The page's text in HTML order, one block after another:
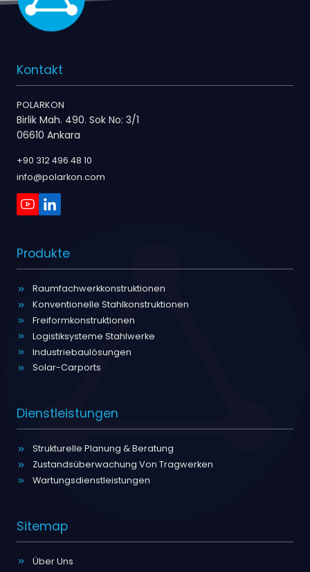
Kontakt
POLARKON
Birlik Mah. 490. Sok No: 3/1
06610 Ankara
+90 312 496 48 10
info@polarkon.com
Produkte
Raumfachwerkkonstruktionen
Konventionelle Stahlkonstruktionen
Freiformkonstruktionen
Logistiksysteme Stahlwerke
Industriebaulösungen
Solar-Carports
Dienstleistungen
Strukturelle Planung & Beratung
Zustandsüberwachung Von Tragwerken
Wartungsdienstleistungen
Sitemap
Über Uns